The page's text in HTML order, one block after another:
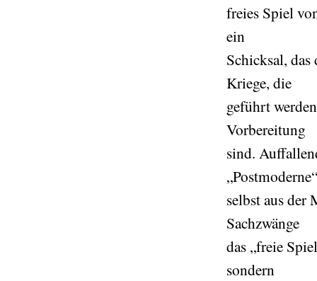
freies Spiel
ein
Schicksal,
Kriege, die
geführt
Vorbereitung
sind.
„Postmoderne“
selbst aus
Sachzwänge
das „freie
sondern